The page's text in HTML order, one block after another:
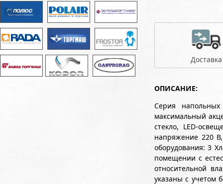
Доставка
ОПИСАНИЕ:
Серия
максимальный
стекло, LED-
напряжение 220
оборудования: 3
помещении с
относительной
указаны с учетом